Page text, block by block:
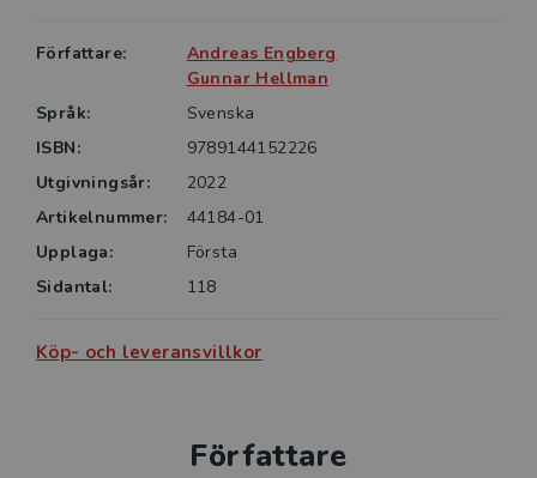
för kostnadsbedömning och en enkel projektkalkyl.
Tredje delen är ett verktyg för arkitekten och
byggherren att mer ingående beskriva det hus som
ska upphandlas och byggas. Fjärde delen är en
bildbilaga med exempel på några av alla de lösningar
och valmöjligheter som finns men som ofta faller
utanför dagens svenska byggstandard.
Författare:
Andreas Engberg
Gunnar Hellman
Språk:
Svenska
ISBN:
9789144152226
Utgivningsår:
2022
Artikelnummer:
44184-01
Upplaga:
Första
Sidantal:
118
Köp- och leveransvillkor
Författare